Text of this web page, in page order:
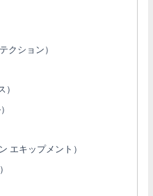
クション）
エキップメント）